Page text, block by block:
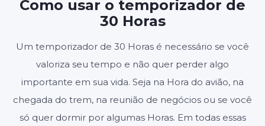
Como usar o temporizador de
30 Horas
Um temporizador de 30 Horas é necessário se você
valoriza seu tempo e não quer perder algo
importante em sua vida. Seja na Hora do avião, na
chegada do trem, na reunião de negócios ou se você
só quer dormir por algumas Horas. Em todas essas
Configurações